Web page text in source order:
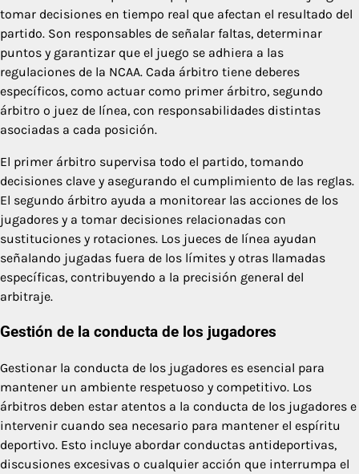
tomar decisiones en tiempo real que afectan el resultado del
partido. Son responsables de señalar faltas, determinar
puntos y garantizar que el juego se adhiera a las
regulaciones de la NCAA. Cada árbitro tiene deberes
específicos, como actuar como primer árbitro, segundo
árbitro o juez de línea, con responsabilidades distintas
asociadas a cada posición.
El primer árbitro supervisa todo el partido, tomando
decisiones clave y asegurando el cumplimiento de las reglas.
El segundo árbitro ayuda a monitorear las acciones de los
jugadores y a tomar decisiones relacionadas con
sustituciones y rotaciones. Los jueces de línea ayudan
señalando jugadas fuera de los límites y otras llamadas
específicas, contribuyendo a la precisión general del
arbitraje.
Gestión de la conducta de los jugadores
Gestionar la conducta de los jugadores es esencial para
mantener un ambiente respetuoso y competitivo. Los
árbitros deben estar atentos a la conducta de los jugadores e
intervenir cuando sea necesario para mantener el espíritu
deportivo. Esto incluye abordar conductas antideportivas,
discusiones excesivas o cualquier acción que interrumpa el